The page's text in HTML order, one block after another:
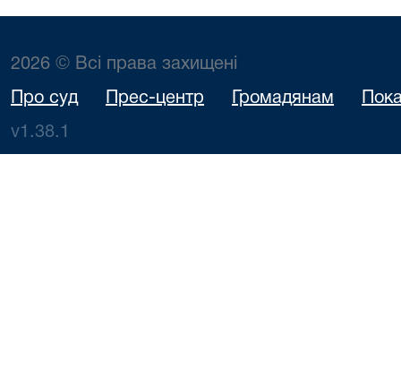
2026 © Всі права захищені
Про суд Прес-центр Громадянам
v1.38.1